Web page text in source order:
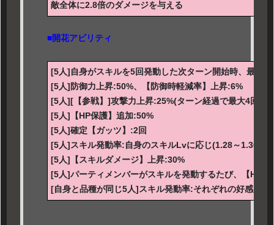
敵全体に2.8倍のダメージを与える
■開花アビリティ
[5人]自身がスキルを5回発動した次ターン開始時、最大
[5人]防御力上昇:50%、【防御時軽減率】上昇:6%
[5人][【参戦】]攻撃力上昇:25%(ターン経過で最大4回)
[5人]【HP保護】追加:50%
[5人]確定【ガッツ】:2回
[5人]スキル発動率:自身のスキルLvに応じ(1.28～1.36)倍
[5人]【スキルダメージ】上昇:30%
[5人]パーティメンバーがスキルを発動するたび、【HP
[自身と品種が同じ5人]スキル発動率:それぞれの好感度に